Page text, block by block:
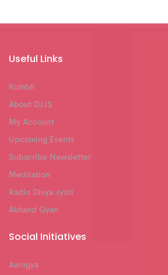
Useful Links
Kumbh
About DJJS
My Account
Upcoming Events
Subscribe Newsletter
Meditation
Radio Divya Jyoti
Akhand Gyan
Social Initiatives
Aarogya